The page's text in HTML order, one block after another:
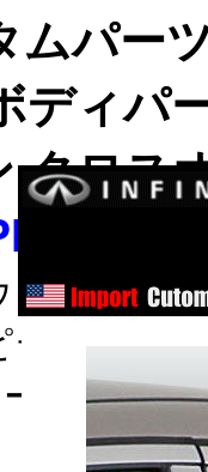
■クライスラー：３０
セブリング_クロー
ステンレス
ムパー
ディパ
クロス
ィンドゥ
ラー｜ク
ドア サ